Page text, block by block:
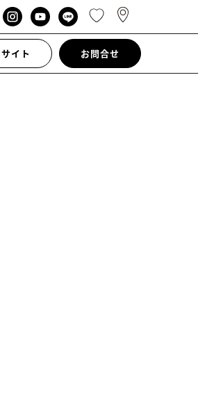
イト お問合せ